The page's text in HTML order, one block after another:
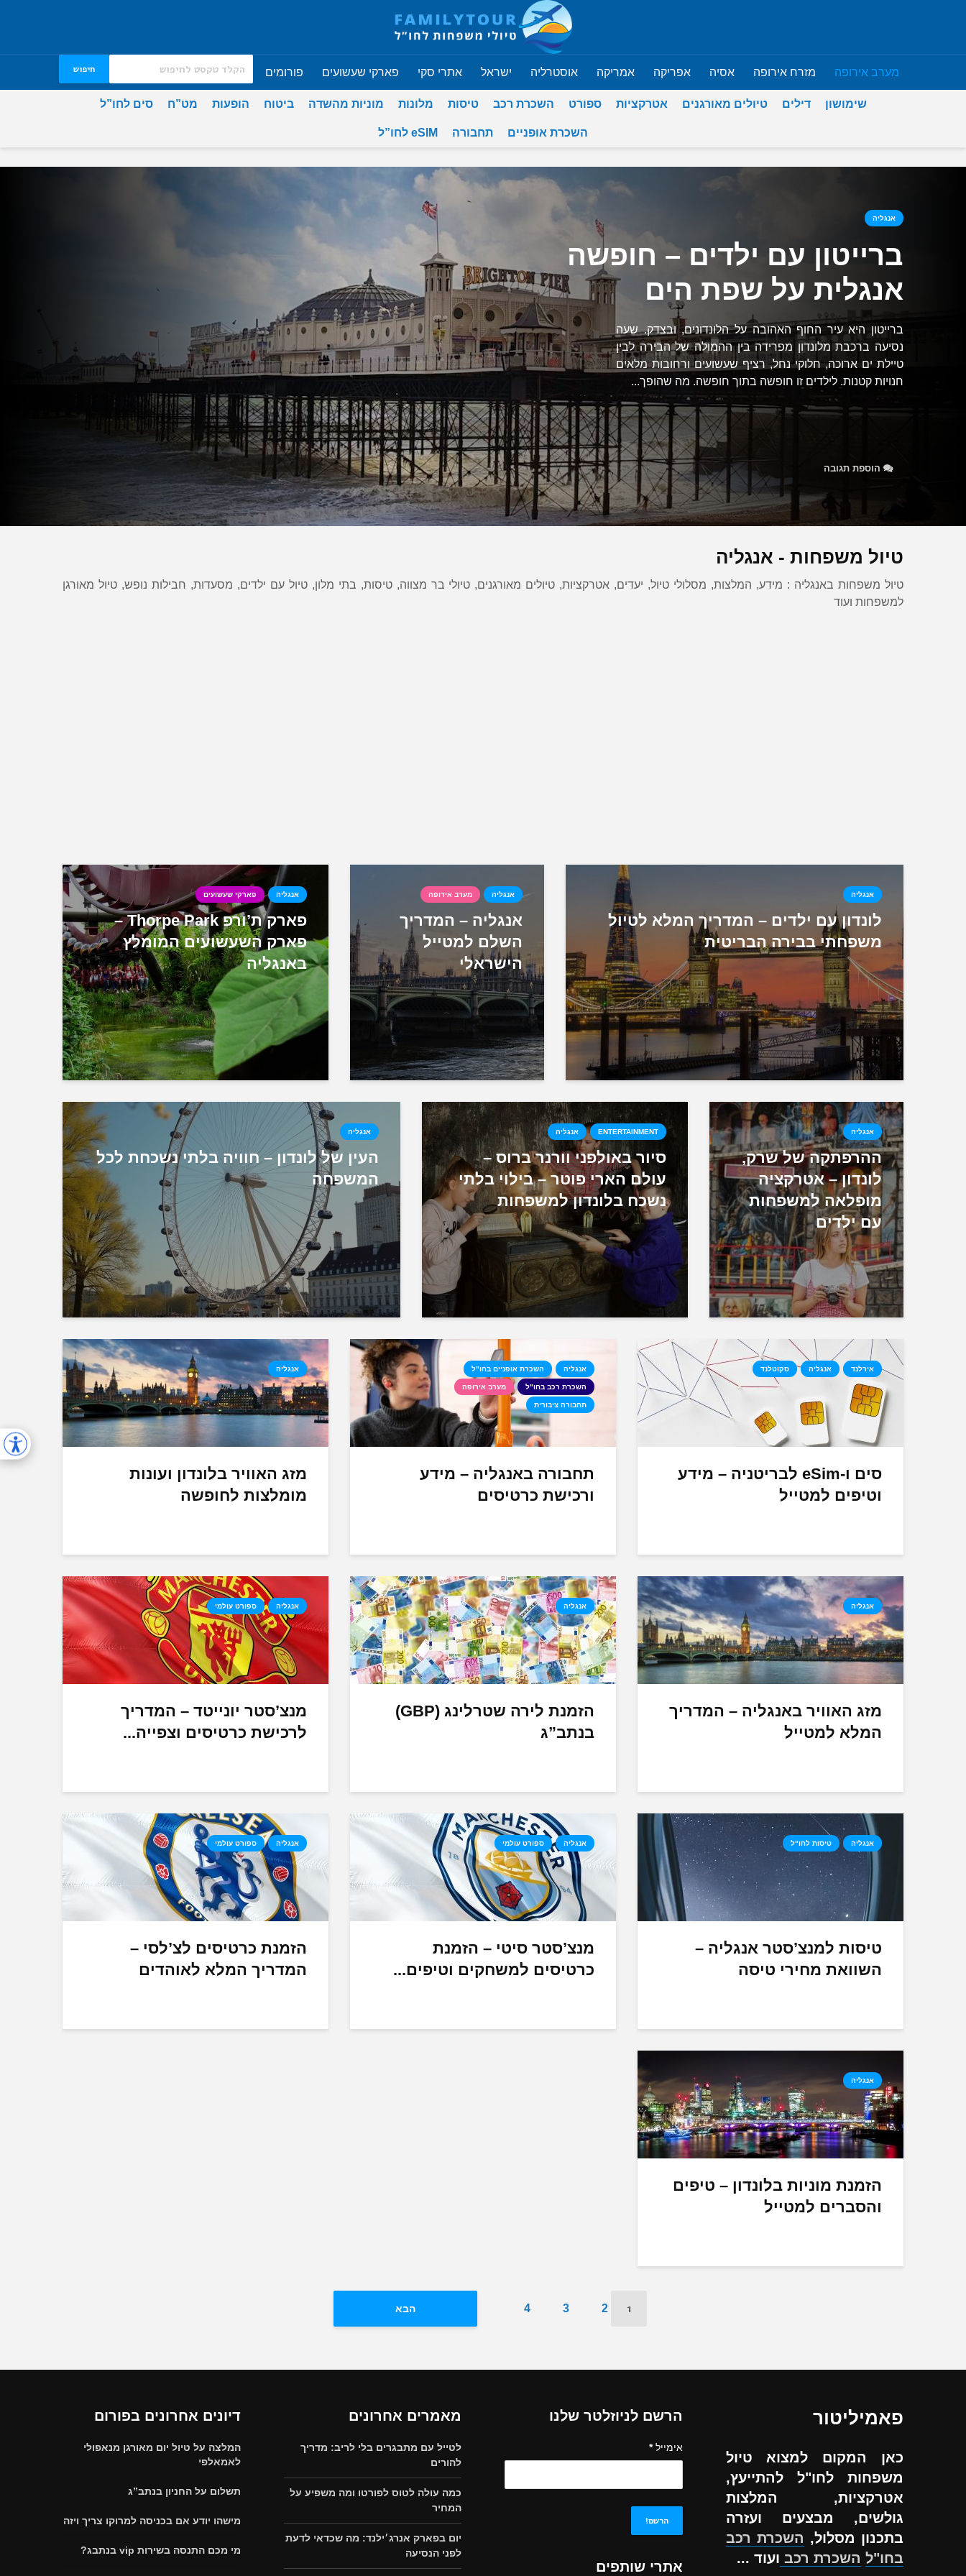
מערב אירופה מזרח אירופה אסיה אפריקה אמריקה אוסטרליה ישראל אתרי סקי פארקי שעשועים פורומים חיפוש
שימושון דילים טיולים מאורגנים אטרקציות ספורט השכרת רכב טיסות מלונות מוניות מהשדה ביטוח הופעות מט”ח סים לחו”ל
השכרת אופניים תחבורה eSIM לחו”ל
אנגליה
ברייטון עם ילדים – חופשה
אנגלית על שפת הים
ברייטון היא עיר החוף האהובה על הלונדונים, ובצדק. שעה
נסיעה ברכבת מלונדון מפרידה בין ההמולה של הבירה לבין
טיילת ים ארוכה, חלוקי נחל, רציף שעשועים ורחובות מלאים
חנויות קטנות. לילדים זו חופשה בתוך חופשה. מה שהופך...
הוספת תגובה
טיול משפחות - אנגליה
טיול משפחות באנגליה : מידע, המלצות, מסלולי טיול, יעדים, אטרקציות, טיולים מאורגנים, טיולי בר מצווה, טיסות, בתי מלון, טיול עם ילדים, מסעדות, חבילות נופש, טיול מאורגן
למשפחות ועוד
אנגליה
לונדון עם ילדים – המדריך המלא לטיול
משפחתי בבירה הבריטית
אנגליה מערב אירופה
אנגליה – המדריך
השלם למטייל
הישראלי
אנגליה פארקי שעשועים
פארק ת’ורפ Thorpe Park –
פארק השעשועים המומלץ
באנגליה
אנגליה
ההרפתקה של שרק,
לונדון – אטרקציה
מופלאה למשפחות
עם ילדים
ENTERTAINMENT אנגליה
סיור באולפני וורנר ברוס –
עולם הארי פוטר – בילוי בלתי
נשכח בלונדון למשפחות
אנגליה
העין של לונדון – חוויה בלתי נשכחת לכל
המשפחה
אירלנד אנגליה סקוטלנד
סים ו-eSim לבריטניה – מידע
וטיפים למטייל
אנגליה השכרת אופניים בחו"ל
השכרת רכב בחו"ל מערב אירופה
תחבורה ציבורית
תחבורה באנגליה – מידע
ורכישת כרטיסים
אנגליה
מזג האוויר בלונדון ועונות
מומלצות לחופשה
אנגליה
מזג האוויר באנגליה – המדריך
המלא למטייל
אנגליה
הזמנת לירה שטרלינג (GBP)
בנתב”ג
אנגליה ספורט עולמי
מנצ’סטר יונייטד – המדריך
לרכישת כרטיסים וצפייה...
אנגליה טיסות לחו"ל
טיסות למנצ’סטר אנגליה –
השוואת מחירי טיסה
אנגליה ספורט עולמי
מנצ’סטר סיטי – הזמנת
כרטיסים למשחקים וטיפים...
אנגליה ספורט עולמי
הזמנת כרטיסים לצ’לסי –
המדריך המלא לאוהדים
אנגליה
הזמנת מוניות בלונדון – טיפים
והסברים למטייל
1
2
3
4 הבא
פאמיליטור
כאן המקום למצוא טיול
משפחות לחו"ל להתייעץ,
אטרקציות, המלצות
גולשים, מבצעים ועזרה
בתכנון מסלול, השכרת רכב
בחו"ל השכרת רכב ועוד ...
הרשם לניוזלטר שלנו
אימייל*
אתרי שותפים
מאמרים אחרונים
לטייל עם מתבגרים בלי לריב: מדריך
להורים
כמה עולה לטוס לפורטו ומה משפיע על
המחיר
יום בפארק אנרג׳ילנד: מה שכדאי לדעת
לפני הנסיעה
דיונים אחרונים בפורום
המלצה על טיול יום מאורגן מנאפולי
לאמאלפי
תשלום על החניון בנתב”ג
מישהו יודע אם בכניסה למרוקו צריך ויזה
מי מכם התנסה בשירות vip בנתבג?